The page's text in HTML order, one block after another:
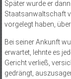
Später wurde er
Staatsanwaltschaft
vorgelegt haben,
Bei seiner Ankunft
erwartet, lehnte es
Gericht verließ,
gedrängt,